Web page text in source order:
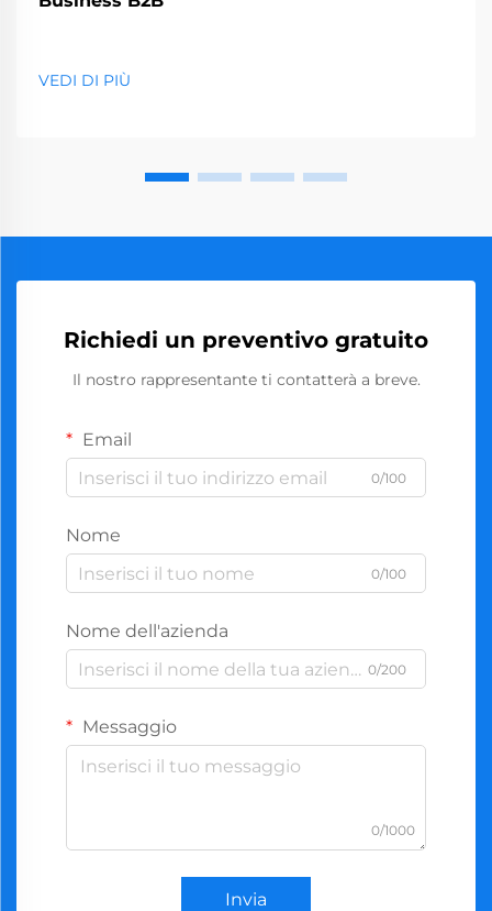
VEDI DI PIÙ
Richiedi un preventivo gratuito
Il nostro rappresentante ti contatterà a breve.
Email
0/100
Nome
0/100
Nome dell'azienda
0/200
Messaggio
0/1000
Invia